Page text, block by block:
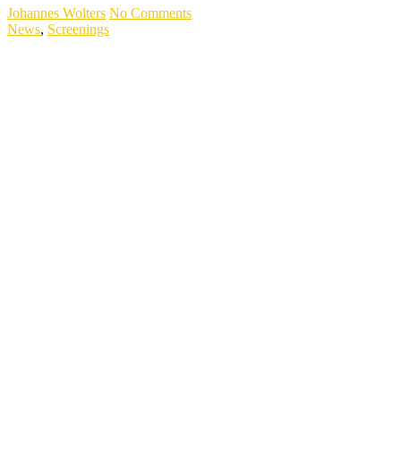
Johannes Wolters No Comments
News, Screenings